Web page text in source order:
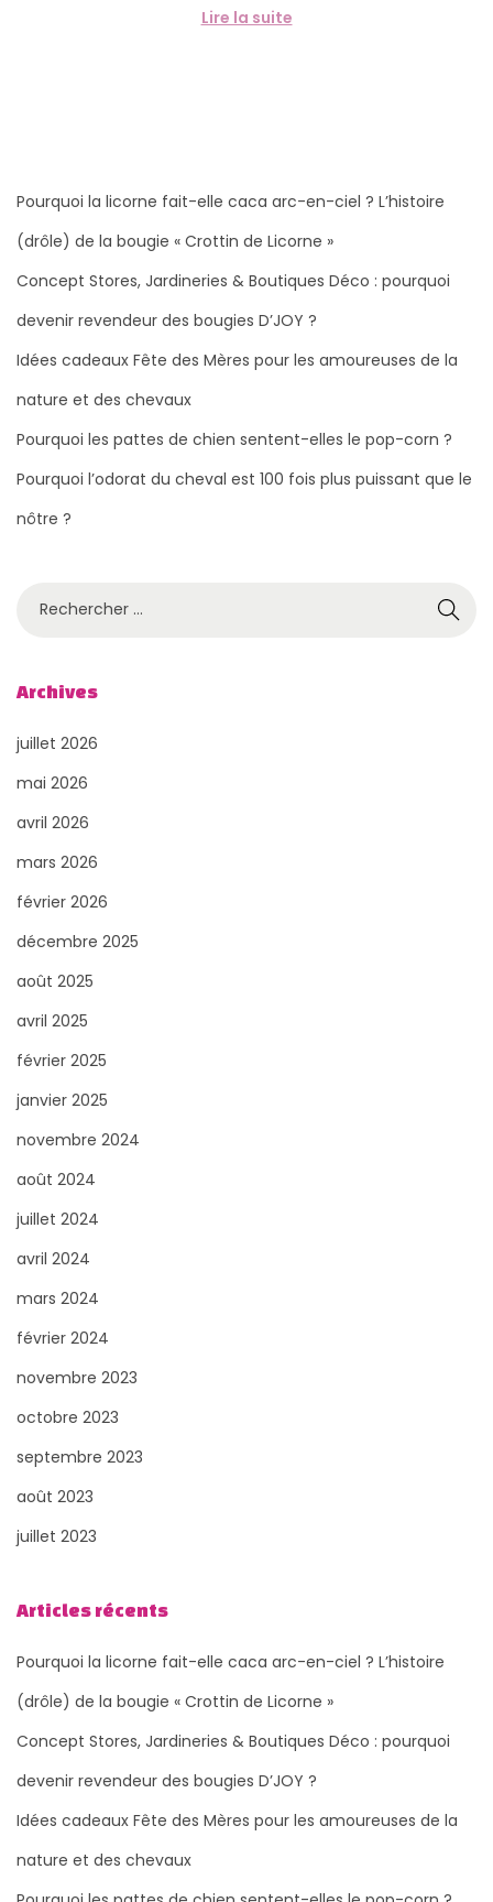
r
2
Lire la suite
Pourquoi la licorne fait-elle caca arc-en-ciel ? L’histoire
(drôle) de la bougie « Crottin de Licorne »
Concept Stores, Jardineries & Boutiques Déco : pourquoi
devenir revendeur des bougies D’JOY ?
Idées cadeaux Fête des Mères pour les amoureuses de la
nature et des chevaux
Pourquoi les pattes de chien sentent-elles le pop-corn ?
Pourquoi l’odorat du cheval est 100 fois plus puissant que le
nôtre ?
h
r
c
r
p
o
:
Archives
juillet 2026
mai 2026
avril 2026
mars 2026
février 2026
décembre 2025
août 2025
avril 2025
février 2025
janvier 2025
novembre 2024
août 2024
juillet 2024
avril 2024
mars 2024
février 2024
novembre 2023
octobre 2023
septembre 2023
août 2023
juillet 2023
Articles récents
Pourquoi la licorne fait-elle caca arc-en-ciel ? L’histoire
(drôle) de la bougie « Crottin de Licorne »
Concept Stores, Jardineries & Boutiques Déco : pourquoi
devenir revendeur des bougies D’JOY ?
Idées cadeaux Fête des Mères pour les amoureuses de la
nature et des chevaux